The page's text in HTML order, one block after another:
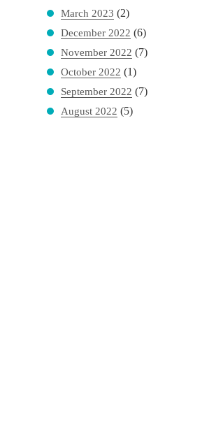
March 2023 (2)
December 2022 (6)
November 2022 (7)
October 2022 (1)
September 2022 (7)
August 2022 (5)